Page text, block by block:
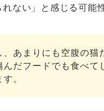
ない」と感じる可能
、あまりにも空腹の猫
んだフードでも食べて
。